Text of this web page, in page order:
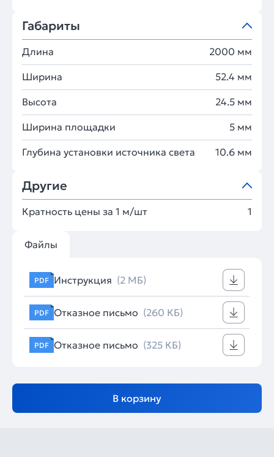
Габариты
Длина 2000 мм
Ширина 52.4 мм
Высота 24.5 мм
Ширина площадки 5 мм
Глубина установки источника света 10.6 мм
Другие
Кратность цены за 1 м/шт 1
Файлы
PDF Инструкция (2 МБ)
PDF Отказное письмо (260 КБ)
PDF Отказное письмо (325 КБ)
В корзину